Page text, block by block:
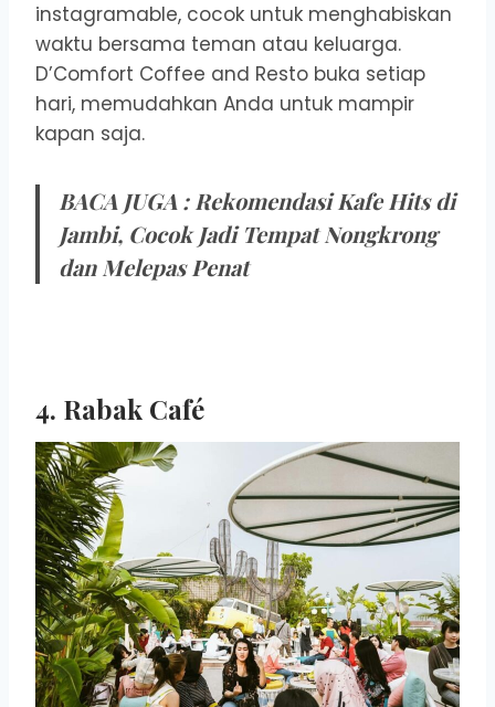
instagramable, cocok untuk menghabiskan
waktu bersama teman atau keluarga.
D’Comfort Coffee and Resto buka setiap
hari, memudahkan Anda untuk mampir
kapan saja.
BACA JUGA : Rekomendasi Kafe Hits di
Jambi, Cocok Jadi Tempat Nongkrong
dan Melepas Penat
4. Rabak Café